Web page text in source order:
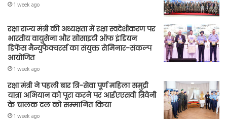
1 week ago
रक्षा राज्य मंत्री की अध्यक्षता में रक्षा स्वदेशीकरण पर
भारतीय वायुसेना और सोसाइटी ऑफ इंडियन
डिफेंस मैन्युफैक्चरर्स का संयुक्त सेमिनार-संकल्प
आयोजित
1 week ago
रक्षा मंत्री ने पहली बार त्रि-सेवा पूर्ण महिला समुद्री
यात्रा अभियान को पूरा करने पर आईएएसवी त्रिवेनी
के चालक दल को सम्मानित किया
1 week ago